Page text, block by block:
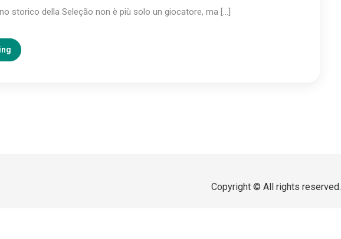
storico della Seleção non è più solo un giocatore, ma […]
Copyright © All rights reserved.